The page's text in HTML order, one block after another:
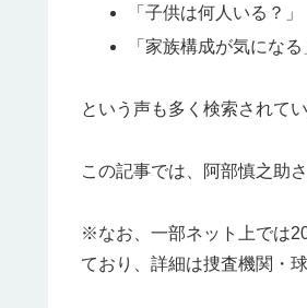
「子供は何人いる？」
「家族構成が気になる
という声も多く検索されてい
この記事では、阿部慎之助
※なお、一部ネット上では
ており、詳細は捜査機関・